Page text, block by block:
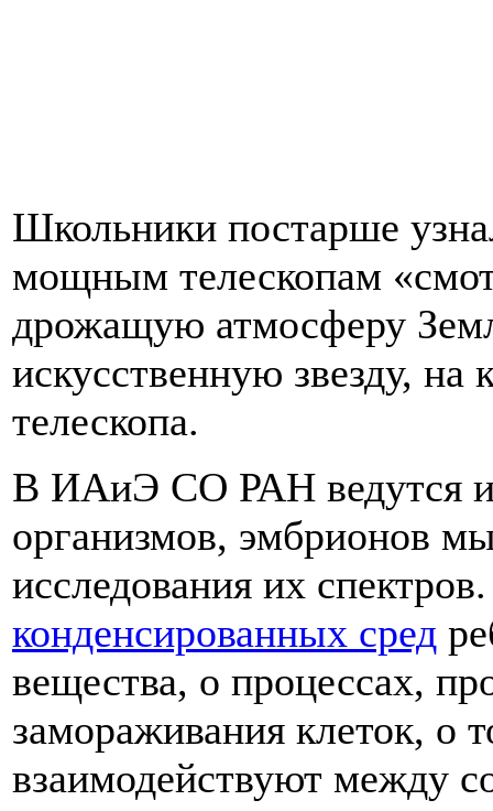
Школьники постарше
мощным телескопам
дрожащую атмосферу
искусственную звезду, на
телескопа.
В ИАиЭ СО РАН ведутся
организмов, эмбрионов
исследования их
конденсированных сред
вещества, о процессах,
замораживания клеток, о
взаимодействуют между